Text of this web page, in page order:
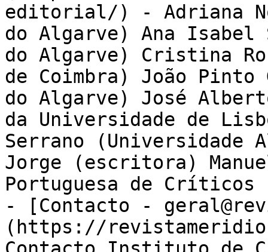
editorial/) - Adriana
do Algarve) Ana Isabel
do Algarve) Cristina
de Coimbra) João
do Algarve) José
da Universidade de
Serrano (Universidade
Jorge (escritora)
Portuguesa de
- [Contacto -
(https://